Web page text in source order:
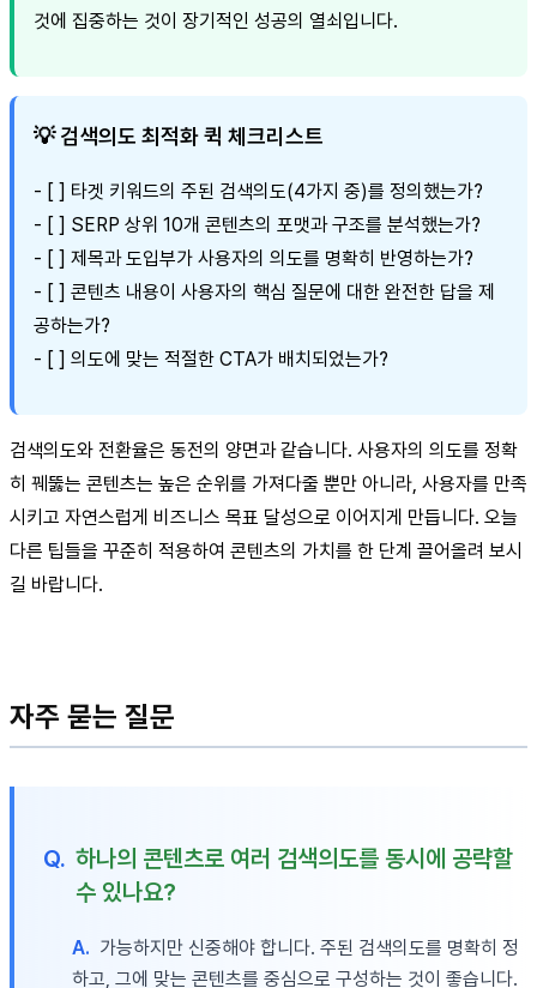
것에 집중하는 것이 장기적인 성공의 열쇠입니다.
💡 검색의도 최적화 퀵 체크리스트
- [ ] 타겟 키워드의 주된 검색의도(4가지 중)를 정의했는가?
- [ ] SERP 상위 10개 콘텐츠의 포맷과 구조를 분석했는가?
- [ ] 제목과 도입부가 사용자의 의도를 명확히 반영하는가?
- [ ] 콘텐츠 내용이 사용자의 핵심 질문에 대한 완전한 답을 제
공하는가?
- [ ] 의도에 맞는 적절한 CTA가 배치되었는가?
검색의도와 전환율은 동전의 양면과 같습니다. 사용자의 의도를 정확
히 꿰뚫는 콘텐츠는 높은 순위를 가져다줄 뿐만 아니라, 사용자를 만족
시키고 자연스럽게 비즈니스 목표 달성으로 이어지게 만듭니다. 오늘
다른 팁들을 꾸준히 적용하여 콘텐츠의 가치를 한 단계 끌어올려 보시
길 바랍니다.
자주 묻는 질문
Q. 하나의 콘텐츠로 여러 검색의도를 동시에 공략할
수 있나요?
A. 가능하지만 신중해야 합니다. 주된 검색의도를 명확히 정
하고, 그에 맞는 콘텐츠를 중심으로 구성하는 것이 좋습니다.